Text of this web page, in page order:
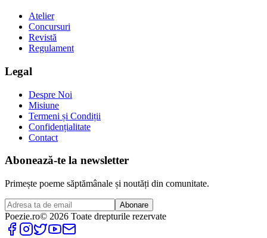
Atelier
Concursuri
Revistă
Regulament
Legal
Despre Noi
Misiune
Termeni și Condiții
Confidențialitate
Contact
Abonează-te la newsletter
Primește poeme săptămânale și noutăți din comunitate.
Abonare
Poezie.ro© 2026 Toate drepturile rezervate